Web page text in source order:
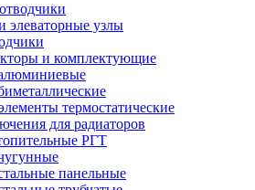
элеваторные узлы
и комплектующие
термостатические
для радиаторов
РГТ
панельные